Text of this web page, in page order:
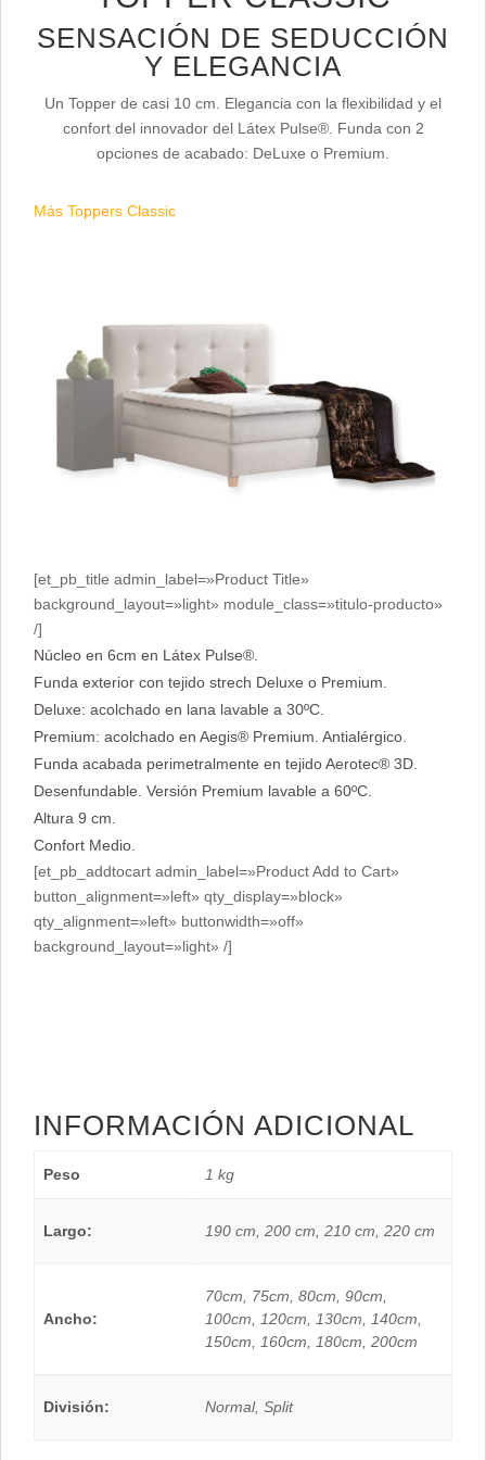
SENSACIÓN DE SEDUCCIÓN
Y ELEGANCIA
Un Topper de casi 10 cm. Elegancia con la flexibilidad y el
confort del innovador del Látex Pulse®. Funda con 2
opciones de acabado: DeLuxe o Premium.
Más Toppers Classic
[et_pb_title admin_label=»Product Title»
background_layout=»light» module_class=»titulo-producto»
/]
Núcleo en 6cm en Látex Pulse®.
Funda exterior con tejido strech Deluxe o Premium.
Deluxe: acolchado en lana lavable a 30ºC.
Premium: acolchado en Aegis® Premium. Antialérgico.
Funda acabada perimetralmente en tejido Aerotec® 3D.
Desenfundable. Versión Premium lavable a 60ºC.
Altura 9 cm.
Confort Medio.
[et_pb_addtocart admin_label=»Product Add to Cart»
button_alignment=»left» qty_display=»block»
qty_alignment=»left» buttonwidth=»off»
background_layout=»light» /]
INFORMACIÓN ADICIONAL
Peso 1 kg
Largo: 190 cm, 200 cm, 210 cm, 220 cm
Ancho:
70cm, 75cm, 80cm, 90cm,
100cm, 120cm, 130cm, 140cm,
150cm, 160cm, 180cm, 200cm
División: Normal, Split